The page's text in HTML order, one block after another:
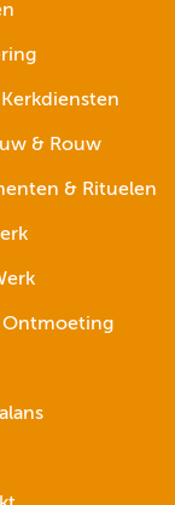
& Rouw
& Rituelen
Ontmoeting